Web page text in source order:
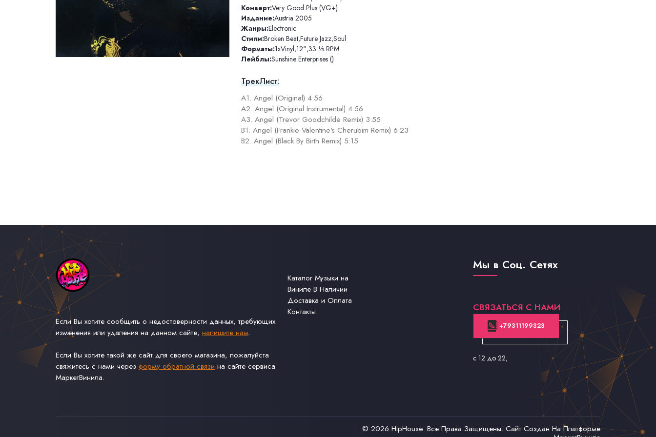
Конверт:Very Good Plus (VG+)
Издание:Austria 2005
Жанры:Electronic
Стили:Broken Beat,Future Jazz,Soul
Форматы:1xVinyl,12",33 ⅓ RPM
Лейблы:Sunshine Enterprises ()
ТрекЛист:
A1. Angel (Original) 4:56
A2. Angel (Original Instrumental) 4:56
A3. Angel (Trevor Goodchilde Remix) 3:55
B1. Angel (Frankie Valentine's Cherubim Remix) 6:23
B2. Angel (Black By Birth Remix) 5:15
Если Вы хотите сообщить о недостоверности данных, требующих
изменения или удаления на данном сайте, напишите нам.
Если Вы хотите такой же сайт для своего магазина, пожалуйста
свяжитесь с нами через форму обратной связи на сайте сервиса
МаркетВинила.
Каталог Музыки на
Виниле В Наличии
Доставка и Оплата
Контакты
Мы в Соц. Сетях
СВЯЗАТЬСЯ С НАМИ
+79311199323
с 12 до 22,
© 2026 HipHouse. Все Права Защищены. Сайт Создан На Платформе